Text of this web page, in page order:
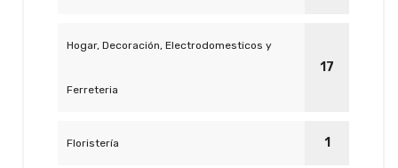
Hogar, Decoración, Electrodomesticos y
Ferreteria
17
Floristería 1